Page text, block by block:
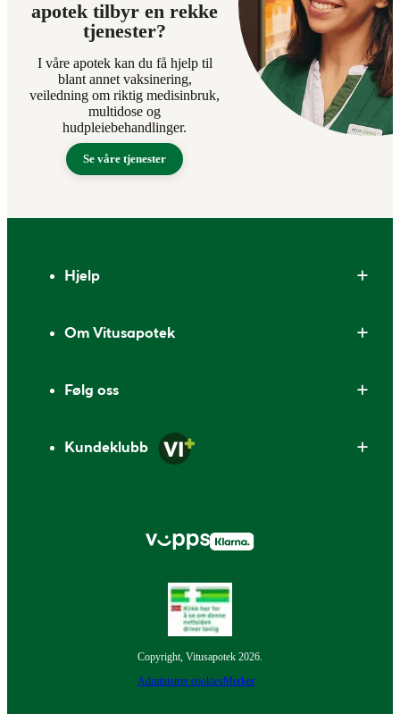
apotek tilbyr en rekke
tjenester?
I våre apotek kan du få hjelp til
blant annet vaksinering,
veiledning om riktig medisinbruk,
multidose og
hudpleiebehandlinger.
Se våre tjenester
Hjelp
Om Vitusapotek
Følg oss
Kundeklubb
Copyright, Vitusapotek 2026.
Administrer cookiesMerker